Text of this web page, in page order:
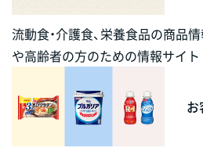
流動食・介護食、栄養食品の商品
や高齢者の方のための情報サイト